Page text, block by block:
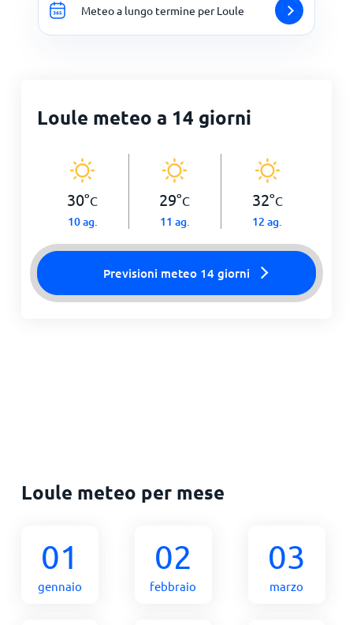
Meteo a lungo termine per Loule
Loule meteo a 14 giorni
30°C
10 ag.
29°C
11 ag.
32°C
12 ag.
Previsioni meteo 14 giorni
Loule meteo per mese
01
gennaio
02
febbraio
03
marzo